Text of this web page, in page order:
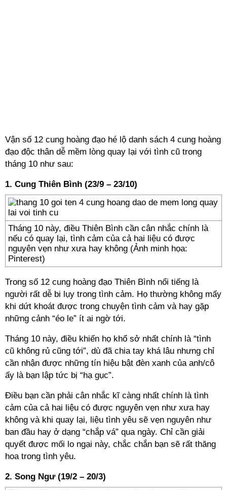
Vận số 12 cung hoàng đạo hé lộ danh sách 4 cung hoàng
đạo độc thân dễ mềm lòng quay lại với tình cũ trong
tháng 10 như sau:
1. Cung Thiên Bình (23/9 – 23/10)
Tháng 10 này, điều Thiên Bình cần cân nhắc chính là
nếu có quay lại, tình cảm của cả hai liệu có được
nguyên vẹn như xưa hay không (Ảnh minh họa:
Pinterest)
Trong số 12 cung hoàng đạo Thiên Bình nổi tiếng là
người rất dễ bi lụy trong tình cảm. Họ thường không mấy
khi dứt khoát được trong chuyện tình cảm và hay gặp
những cảnh “éo le” ít ai ngờ tới.
Tháng 10 này, điều khiến họ khổ sở nhất chính là “tình
cũ không rủ cũng tới”, dù đã chia tay khá lâu nhưng chỉ
cần nhận được những tín hiệu bật đèn xanh của anh/cô
ấy là bạn lập tức bị “hạ gục”.
Điều bạn cần phải cân nhắc kĩ càng nhất chính là tình
cảm của cả hai liệu có được nguyên vẹn như xưa hay
không và khi quay lại, liệu tình yêu sẽ vẹn nguyên như
ban đầu hay ở dạng “chắp vá” qua ngày. Chỉ cần giải
quyết được mối lo ngại này, chắc chắn bạn sẽ rất thăng
hoa trong tình yêu.
2. Song Ngư (19/2 – 20/3)